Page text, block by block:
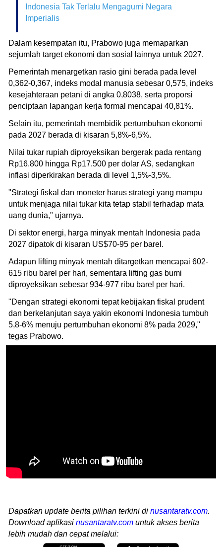
Indonesia Tak Terlalu Mengagumi Negara
Imperialis
Dalam kesempatan itu, Prabowo juga memaparkan
sejumlah target ekonomi dan sosial lainnya untuk 2027.
Pemerintah menargetkan rasio gini berada pada level
0,362-0,367, indeks modal manusia sebesar 0,575, indeks
kesejahteraan petani di angka 0,8038, serta proporsi
penciptaan lapangan kerja formal mencapai 40,81%.
Selain itu, pemerintah membidik pertumbuhan ekonomi
pada 2027 berada di kisaran 5,8%-6,5%.
Nilai tukar rupiah diproyeksikan bergerak pada rentang
Rp16.800 hingga Rp17.500 per dolar AS, sedangkan
inflasi diperkirakan berada di level 1,5%-3,5%.
"Strategi fiskal dan moneter harus strategi yang mampu
untuk menjaga nilai tukar kita tetap stabil terhadap mata
uang dunia," ujarnya.
Di sektor energi, harga minyak mentah Indonesia pada
2027 dipatok di kisaran US$70-95 per barel.
Adapun lifting minyak mentah ditargetkan mencapai 602-
615 ribu barel per hari, sementara lifting gas bumi
diproyeksikan sebesar 934-977 ribu barel per hari.
"Dengan strategi ekonomi tepat kebijakan fiskal prudent
dan berkelanjutan saya yakin ekonomi Indonesia tumbuh
5,8-6% menuju pertumbuhan ekonomi 8% pada 2029,"
tegas Prabowo.
Dapatkan update berita pilihan terkini di nusantaratv.com.
Download aplikasi nusantaratv.com untuk akses berita
lebih mudah dan cepat melalui: